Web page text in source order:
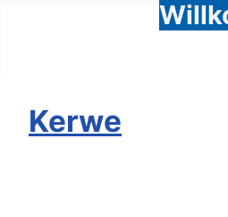
Kerwe